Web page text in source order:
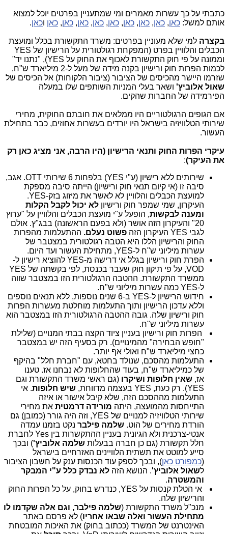
כתבתי על כך עשרות מאמרים ומי שמתעניין בפרטים יוכל למצוא
אותם למשל: כאן, כאן, כאן, כאן, כאן, כאן, כאן, כאן, כאן וכאן.
בקצרה למי שלא מעוניין בפרטים: משרד התקשורת בכלל ומועצת
הכבלים והלוויין בפרט (המפקחת רגולטורית על הרישיון של YES
וממונה על פי חוק התקשורת לאכוף את החוק על YES), "נתנו יד"
לכמות הפרות חוק ורישיון בקנה מידה של מעל ל-2 מיליארד ש"ח,
שזרמו היישר מהכיסים של הציבור (ציבור הלקוחות) אל הכיסים של
שאול אלוביץ' ושאר בעלי המניות השותפים שלו במעלה
הפירמידה של החברות שהקים.
אם הגופים הרגולטוריים היו ממלאים את חובתם החוקית, מחירי
שירותי הטלוויזיה בישראל היו יורדים בעשרות אחוזים, כבר בתחילת
העשור.
עיקרי הפרות החוק ותנאי הרישיון (היו הרבה, אני מציג כאן רק
את העיקר):
שירותים ללא רישיון (ע"י YES) בלפחות 6 שירותי OTT. אגב,
סיבה זו (אי קיום תנאי חוק ורישיון) הייתה סיבה מספקת
למועצת הכבלים והלוויין לא לאשר את מיזוג בזק-YES.
העיקרון, שמי שמפר חוק ורישיון לא יכול לקבל הקלות
ומענה לבקשות, הופעל ע"י מועצת הכבלים והלוויין על "ערוץ
20" והעיקרון הזה אושר (ולא בפעם הראשונה) בבג"ץ. אולם
לגבי YES העיקרון הזה
פשוט נעלם. ההתעלמות מהפרות
החוק והרישיון הללו היא הטבה רגולטורית במצטבר של
עשרות מיליוני ש"ח ל-YES, מתחילת העשור ועד היום.
הפרת חוק ורישיון בגלל אי דרישה מ-YES להוציא רישיון ל-
VOD, על פי תיקון חוק שעבר בכנסת, לפי בקשתה של YES
ממשרד התקשורת. ההטבה הרגולטורית הזו במצטבר שווה
ל-YES כמה עשרות מיליוני ש"ח.
חידוש הרישיון ל-YES ב-6 שנים נוספות, ללא תנאים נוספים
וללא עדכון הרישיון ותוך התעלמות מוחלטת מעשרות הפרות
חוק ורישיון שלה. גובה ההטבה הרגולטורית הזו במצטבר הוא
עשרות מיליוני ש"ח.
הפרות חוק ורישיון בעניין ציוד הקצה בבתי המנויים (שלילת
"חופש הבחירה" מהמינויים). רק בסעיף הזה יש במצטבר
כחצי מיליארד ש"ח ואולי אף יותר.
התעלמות מהסכם, שנולד בחטא, עם "חברת חלל" בהיקף
של כמיליארד ש"ח, בעוד שהחלופות לא נבחנו אז. טענו
אז, שאין חלופות ושיקרו (גם ראשי משרד התקשורת וגם
YES). רק כעת, YES בעצמה מדווחת,
שיש חלופות. אי
התעלמות מההסכם הזה, שלא קיבל אישור או איזה
התייחסות מהמועצה, היתה מורידה דרמטית את מחירי
שירותי הטלוויזיה למנויים של YES, וזה היה גורר (כמובן) גם
הורדת מחירים של הוט. שלמה פילבר נקט בזמנו עמדה
אנטי-צרכנית ולא הגיונית בעניין ההתקשרות בין Yes לחברת
חלל תקשורת (גם כן חברה בבעלות שלמה אלוביץ') ובכך
סייע למוטט את תשתית הלוויינים האזרחיים בישראל
(כמפורט כאן), ובכך לספק עוד הכנסות ענק על חשבון הציבור
לשאול אלוביץ'. הנושא הזה לא נבדק כלל ע"י המבקר
והמשטרה.
אי הטלת קנסות על YES, כנדרש בחוק, על כל הפרות החוק
והרישיון שלה.
מנכ"ל משרד התקשורת (שלמה פילבר, וגם אלה שקדמו לו
מתחילת העשור ואלה שבאו אחריו) לא פרסם באתר
האינטרנט של המשרד (ככתוב בחוק) את האיכות המובטחת